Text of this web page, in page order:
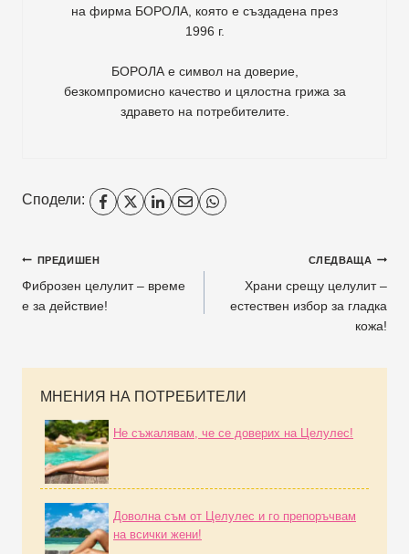
на фирма БОРОЛА , която е създадена през
1996 г.
БОРОЛА е символ на доверие,
безкомпромисно качество и цялостна грижа за
здравето на потребителите.
Сподели:
ПРЕДИШЕН
Фиброзен целулит – време
е за действие!
СЛЕДВАЩА
Храни срещу целулит –
естествен избор за гладка
кожа!
МНЕНИЯ НА ПОТРЕБИТЕЛИ
Не съжалявам, че се доверих на Целулес!
Доволна съм от Целулес и го препоръчвам
на всички жени!